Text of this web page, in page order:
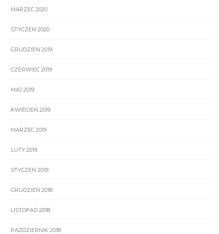
MARZEC 2020
STYCZEŃ 2020
GRUDZIEŃ 2019
CZERWIEC 2019
MAJ 2019
KWIECIEŃ 2019
MARZEC 2019
LUTY 2019
STYCZEŃ 2019
GRUDZIEŃ 2018
LISTOPAD 2018
PAŹDZIERNIK 2018